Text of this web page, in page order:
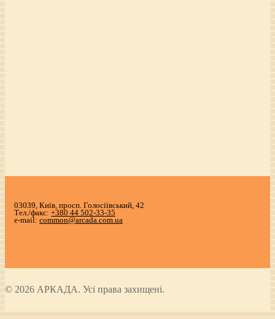
03039, Київ, просп. Голосіївський, 42
Тел./факс: +380 44 502-33-35
e-mail: common@arcada.com.ua
© 2026 АРКАДА. Усі права захищені.